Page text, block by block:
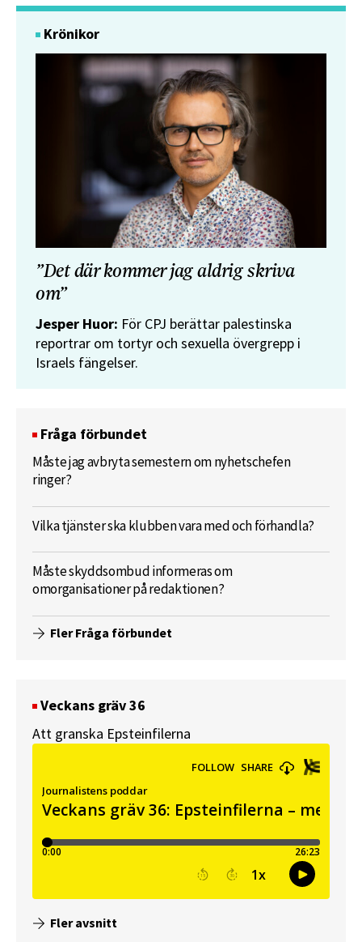
Krönikor
”Det där kommer jag aldrig skriva
om”
Jesper Huor: För CPJ berättar palestinska
reportrar om tortyr och sexuella övergrepp i
Israels fängelser.
Fråga förbundet
Måste jag avbryta semestern om nyhetschefen
ringer?
Vilka tjänster ska klubben vara med och förhandla?
Måste skyddsombud informeras om
omorganisationer på redaktionen?
Fler Fråga förbundet
Veckans gräv 36
Att granska Epsteinfilerna
Fler avsnitt